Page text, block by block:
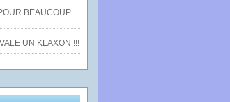
BEAUCOUP
UN KLAXON !!!